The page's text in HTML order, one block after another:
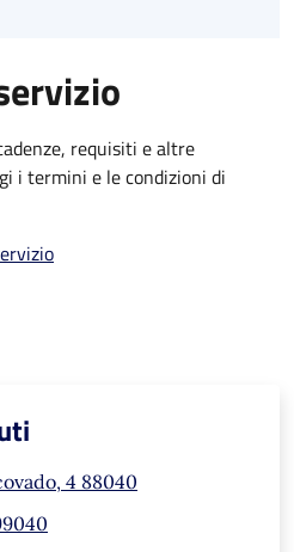
requisiti e altre
i termini e le condizioni di
4 88040